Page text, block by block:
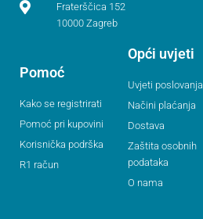
Fraterščica 152
10000 Zagreb
Pomoć
Kako se registrirati
Pomoć pri kupovini
Korisnička podrška
R1 račun
Opći uvjeti
Uvjeti poslovanja
Načini plaćanja
Dostava
Zaštita osobnih
podataka
O nama